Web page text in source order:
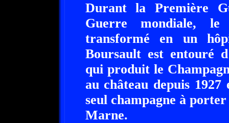
Durant la Première
Guerre mondiale,
transformé en un
Boursault est entouré
qui produit le
au château depuis 1927
seul champagne à
Marne.